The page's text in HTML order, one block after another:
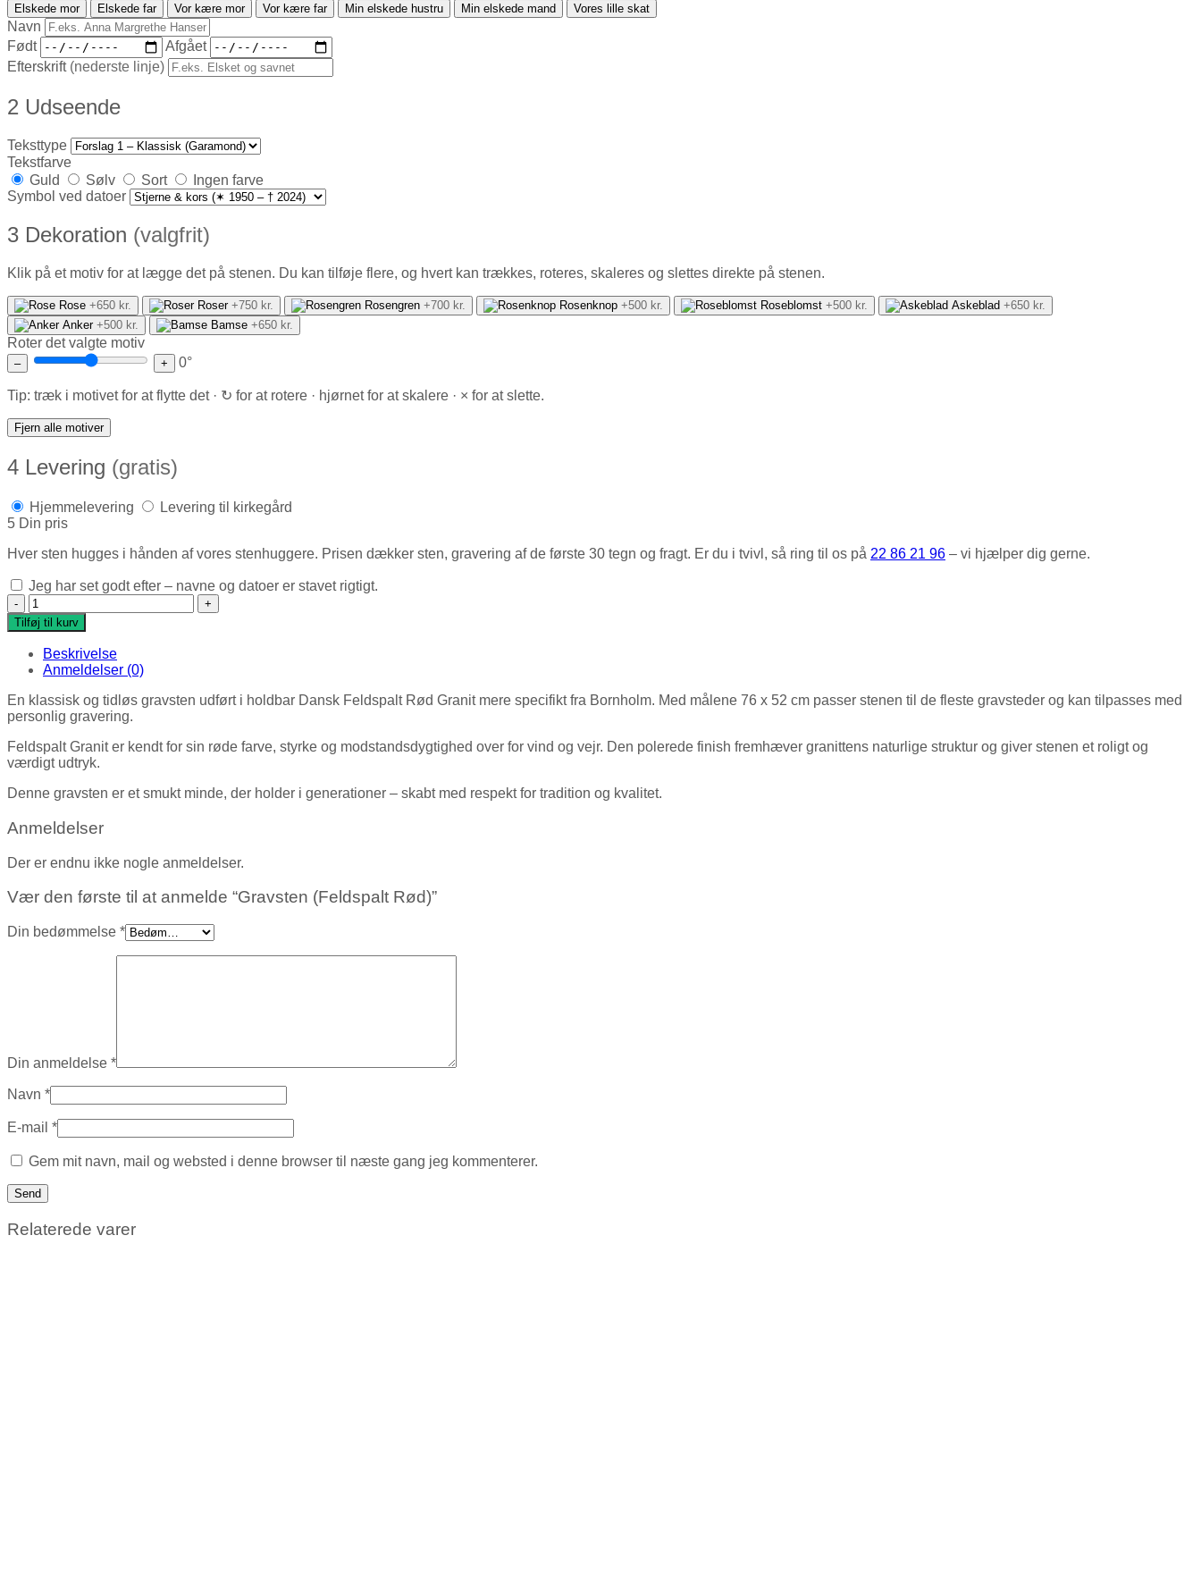
Elskede mor Elskede far Vor kære mor Vor kære far Min elskede hustru Min elskede mand Vores lille skat
Navn
Født
Afgået
Efterskrift (nederste linje)
2 Udseende
Teksttype
Tekstfarve
Guld
Sølv Sort
Ingen farve
Symbol ved datoer
3 Dekoration (valgfrit)
Klik på et motiv for at lægge det på stenen. Du kan tilføje flere, og hvert kan trækkes, roteres, skaleres og slettes direkte på stenen.
Rose +650 kr. Roser +750 kr. Rosengren +700 kr. Rosenknop +500 kr. Roseblomst +500 kr. Askeblad +650 kr.
Anker +500 kr. Bamse +650 kr.
Roter det valgte motiv
– + 0°
Tip: træk i motivet for at flytte det · ↻ for at rotere · hjørnet for at skalere · × for at slette.
Fjern alle motiver
4 Levering (gratis)
Hjemmelevering
Levering til kirkegård
5 Din pris
Hver sten hugges i hånden af vores stenhuggere. Prisen dækker sten, gravering af de første 30 tegn og fragt. Er du i tvivl, så ring til os på 22 86 21 96 – vi hjælper dig gerne.
Jeg har set godt efter – navne og datoer er stavet rigtigt.
Gravsten (Feldspalt Rød) antal
Tilføj til kurv
Beskrivelse
Anmeldelser (0)
En klassisk og tidløs gravsten udført i holdbar Dansk Feldspalt Rød Granit mere specifikt fra Bornholm. Med målene 76 x 52 cm passer stenen til de fleste gravsteder og kan tilpasses med
personlig gravering.
Feldspalt Granit er kendt for sin røde farve, styrke og modstandsdygtighed over for vind og vejr. Den polerede finish fremhæver granittens naturlige struktur og giver stenen et roligt og
værdigt udtryk.
Denne gravsten er et smukt minde, der holder i generationer – skabt med respekt for tradition og kvalitet.
Anmeldelser
Der er endnu ikke nogle anmeldelser.
Vær den første til at anmelde “Gravsten (Feldspalt Rød)”
Din bedømmelse *
Din anmeldelse *
Navn *
E-mail *
Gem mit navn, mail og websted i denne browser til næste gang jeg kommenterer.
Relaterede varer